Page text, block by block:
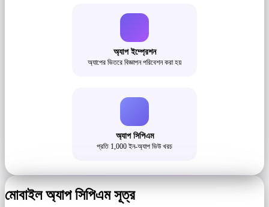
অ্যাপ ইম্প্রেশন
অ্যাপের ভিতরে বিজ্ঞাপন পরিবেশন করা হয়
অ্যাপ সিপিএম
প্রতি 1,000 ইন-অ্যাপ ভিউ খরচ
মোবাইল অ্যাপ সিপিএম সূত্র